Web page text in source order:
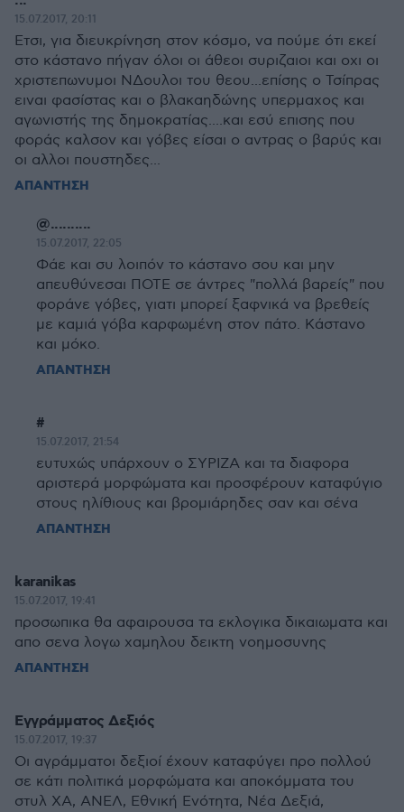
15.07.2017, 20:11
Ετσι, για διευκρίνηση στον κόσμο, να πούμε ότι εκεί
στο κάστανο πήγαν όλοι οι άθεοι συριζαιοι και οχι οι
χριστεπωνυμοι ΝΔουλοι του θεου...επίσης ο Τσίπρας
ειναι φασίστας και ο βλακαηδώνης υπερμαχος και
αγωνιστής της δημοκρατίας....και εσύ επισης που
φοράς καλσον και γόβες είσαι ο αντρας ο βαρύς και
οι αλλοι πουστηδες...
ΑΠΑΝΤΗΣΗ
@..........
15.07.2017, 22:05
Φάε και συ λοιπόν το κάστανο σου και μην
απευθύνεσαι ΠΟΤΕ σε άντρες "πολλά βαρείς" που
φοράνε γόβες, γιατι μπορεί ξαφνικά να βρεθείς
με καμιά γόβα καρφωμένη στον πάτο. Κάστανο
και μόκο.
ΑΠΑΝΤΗΣΗ
#
15.07.2017, 21:54
ευτυχώς υπάρχουν ο ΣΥΡΙΖΑ και τα διαφορα
αριστερά μορφώματα και προσφέρουν καταφύγιο
στους ηλίθιους και βρομιάρηδες σαν και σένα
ΑΠΑΝΤΗΣΗ
karanikas
15.07.2017, 19:41
προσωπικα θα αφαιρουσα τα εκλογικα δικαιωματα και
απο σενα λογω χαμηλου δεικτη νοημοσυνης
ΑΠΑΝΤΗΣΗ
Εγγράμματος Δεξιός
15.07.2017, 19:37
Οι αγράμματοι δεξιοί έχουν καταφύγει προ πολλού
σε κάτι πολιτικά μορφώματα και αποκόμματα του
στυλ ΧΑ, ΑΝΕΛ, Εθνική Ενότητα, Νέα Δεξιά,